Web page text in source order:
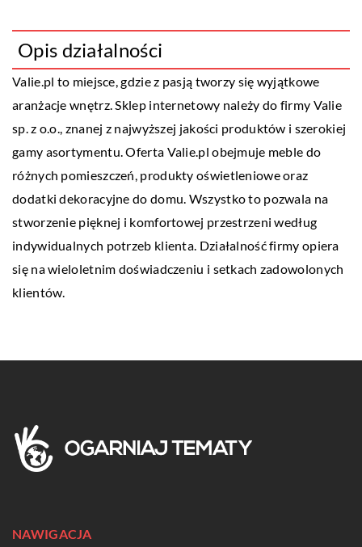
Opis działalności
Valie.pl to miejsce, gdzie z pasją tworzy się wyjątkowe
aranżacje wnętrz. Sklep internetowy należy do firmy Valie
sp. z o.o., znanej z najwyższej jakości produktów i szerokiej
gamy asortymentu. Oferta Valie.pl obejmuje meble do
różnych pomieszczeń, produkty oświetleniowe oraz
dodatki dekoracyjne do domu. Wszystko to pozwala na
stworzenie pięknej i komfortowej przestrzeni według
indywidualnych potrzeb klienta. Działalność firmy opiera
się na wieloletnim doświadczeniu i setkach zadowolonych
klientów.
NAWIGACJA